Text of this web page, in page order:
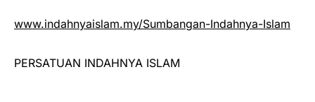
www.indahnyaislam.my/Sumbangan-Indahnya-Islam
PERSATUAN INDAHNYA ISLAM